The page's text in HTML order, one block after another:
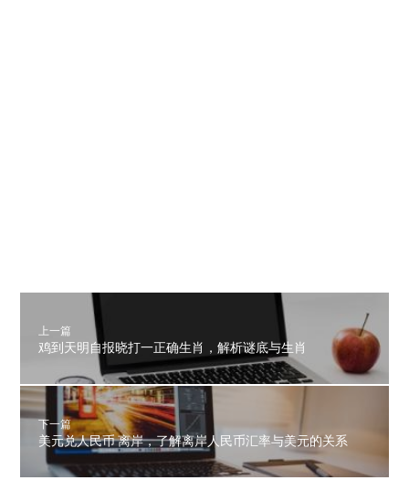
上一篇
鸡到天明自报晓打一正确生肖，解析谜底与生肖
下一篇
美元兑人民币 离岸，了解离岸人民币汇率与美元的关系